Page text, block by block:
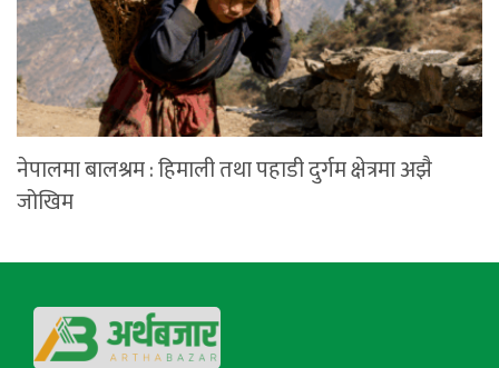
नेपालमा बालश्रम : हिमाली तथा पहाडी दुर्गम क्षेत्रमा अझै
जोखिम